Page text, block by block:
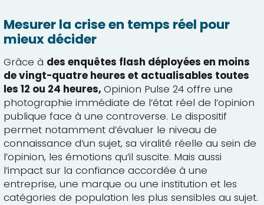
Mesurer la crise en temps réel pour
mieux décider
Grâce à des enquêtes flash déployées en moins
de vingt-quatre heures et actualisables toutes
les 12 ou 24 heures, Opinion Pulse 24 offre une
photographie immédiate de l’état réel de l’opinion
publique face à une controverse. Le dispositif
permet notamment d’évaluer le niveau de
connaissance d’un sujet, sa viralité réelle au sein de
l’opinion, les émotions qu’il suscite. Mais aussi
l’impact sur la confiance accordée à une
entreprise, une marque ou une institution et les
catégories de population les plus sensibles au sujet.